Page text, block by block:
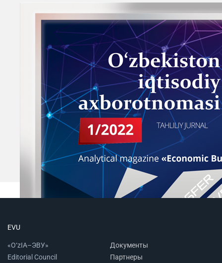
EVU
«O‘zIA–ЭВУ»
Editorial Council
Документы
Партнеры